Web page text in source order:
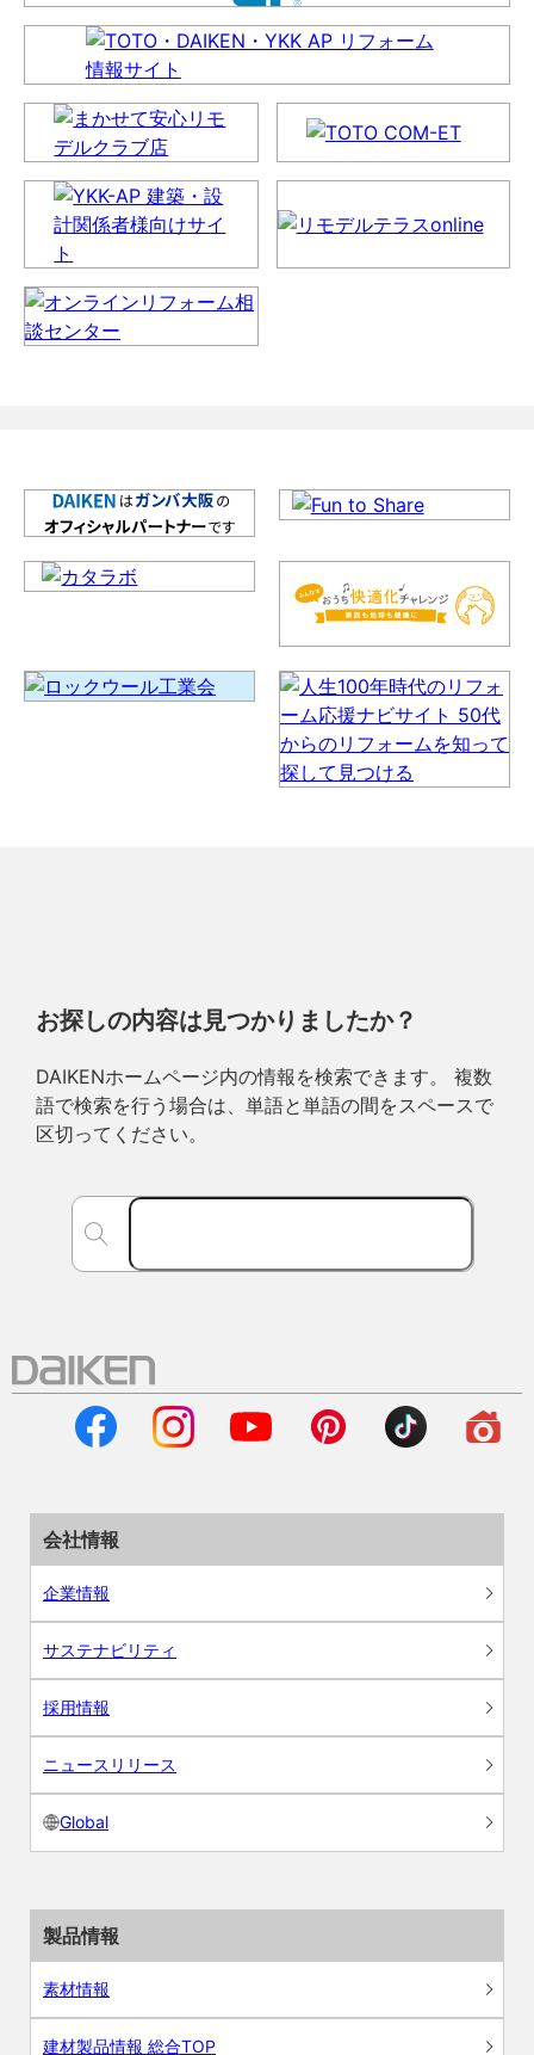
お探しの内容は見つかりましたか？
DAIKENホームページ内の情報を検索できます。 複数
語で検索を行う場合は、単語と単語の間をスペースで
区切ってください。
会社情報
企業情報
サステナビリティ
採用情報
ニュースリリース
Global
製品情報
素材情報
建材製品情報 総合TOP